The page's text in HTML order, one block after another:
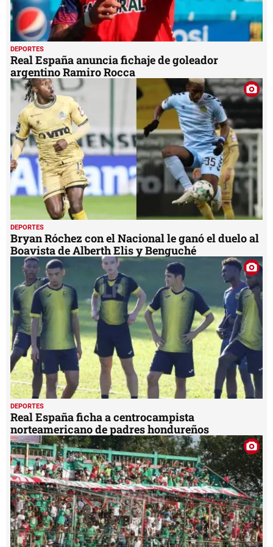
DEPORTES
Real España anuncia fichaje de goleador
argentino Ramiro Rocca
DEPORTES
Bryan Róchez con el Nacional le ganó el duelo al
Boavista de Alberth Elis y Benguché
DEPORTES
Real España ficha a centrocampista
norteamericano de padres hondureños